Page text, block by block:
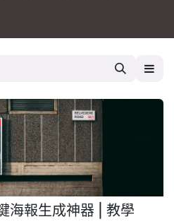
海報生成神器 | 教學